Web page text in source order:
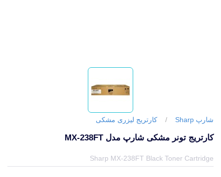
شارپ Sharp / کارتریج لیزری مشکی
کارتریج تونر مشکی شارپ مدل MX-238FT
Sharp MX-238FT Black Toner Cartridge